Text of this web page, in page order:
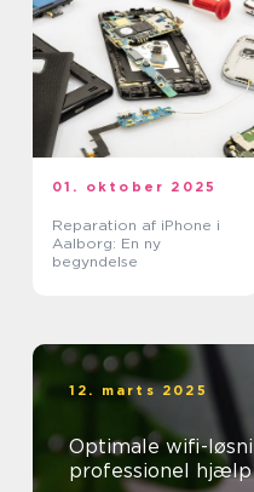
01. oktober 2025
Reparation af iPhone i
Aalborg: En ny
begyndelse
12. marts 2025
Optimale wifi-
professionel hjælp